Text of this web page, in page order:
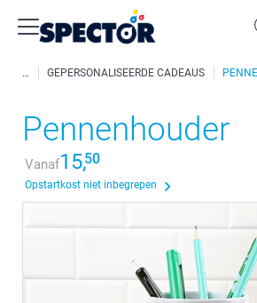
GEPERSONALISEERDE CADEAUS
Pennenhouder
Vanaf15,50
Opstartkost niet inbegrepen